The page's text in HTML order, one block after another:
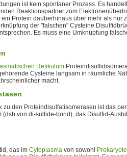
ist kein spontaner Prozess. Es
Reaktionspartner zum
Protein daüberhinaus über mehr als nur
der "falschen" Cysteine
Es muss eine Umknüpfung
Retikulum
Cysteine langsam in räumliche
macht.
zu den Proteindisulfatisomerasen ist das
(dsb von di-sulfide-bond), das Disulfid-
das im Cytoplasma von sowohl